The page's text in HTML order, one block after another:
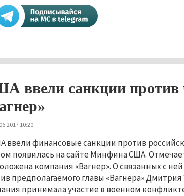
ввели санкции против
10:20
ввели финансовые санкции против
появилась на сайте Минфина США.
компания «Вагнер». О связанных с
предполагаемого главы «Вагнера»
принимала участие в военном